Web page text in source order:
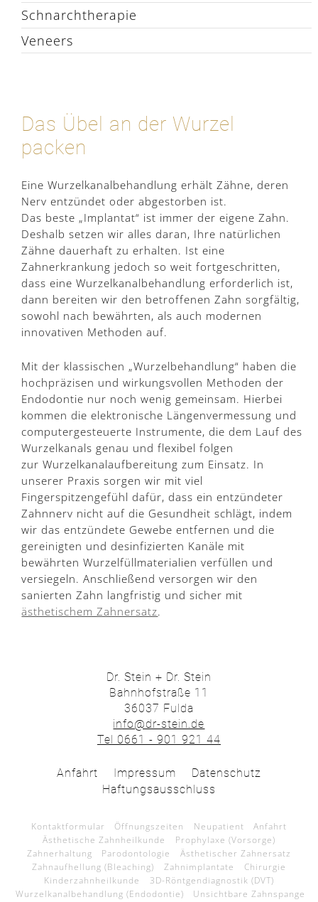
Schnarchtherapie
Veneers
Das Übel an der Wurzel
packen
Eine Wurzelkanalbehandlung erhält Zähne, deren
Nerv entzündet oder abgestorben ist.
Das beste „Implantat“ ist immer der eigene Zahn.
Deshalb setzen wir alles daran, Ihre natürlichen
Zähne dauerhaft zu erhalten. Ist eine
Zahnerkrankung jedoch so weit fortgeschritten,
dass eine Wurzelkanalbehandlung erforderlich ist,
dann bereiten wir den betroffenen Zahn sorgfältig,
sowohl nach bewährten, als auch modernen
innovativen Methoden auf.
Mit der klassischen „Wurzelbehandlung“ haben die
hochpräzisen und wirkungsvollen Methoden der
Endodontie nur noch wenig gemeinsam. Hierbei
kommen die elektronische Längenvermessung und
computergesteuerte Instrumente, die dem Lauf des
Wurzelkanals genau und flexibel folgen
zur Wurzelkanalaufbereitung zum Einsatz. In
unserer Praxis sorgen wir mit viel
Fingerspitzengefühl dafür, dass ein entzündeter
Zahnnerv nicht auf die Gesundheit schlägt, indem
wir das entzündete Gewebe entfernen und die
gereinigten und desinfizierten Kanäle mit
bewährten Wurzelfüllmaterialien verfüllen und
versiegeln. Anschließend versorgen wir den
sanierten Zahn langfristig und sicher mit
ästhetischem Zahnersatz.
Dr. Stein + Dr. Stein
Bahnhofstraße 11
36037 Fulda
info@dr-stein.de
Tel 0661 - 901 921 44
Anfahrt Impressum
Datenschutz
Haftungsausschluss
Kontaktformular Öffnungszeiten Neupatient
Anfahrt
Ästhetische Zahnheilkunde
Prophylaxe (Vorsorge)
Zahnerhaltung
Parodontologie
Ästhetischer Zahnersatz
Zahnaufhellung (Bleaching)
Zahnimplantate
Chirurgie
Kinderzahnheilkunde
3D-Röntgendiagnostik (DVT)
Wurzelkanalbehandlung (Endodontie)
Unsichtbare Zahnspange